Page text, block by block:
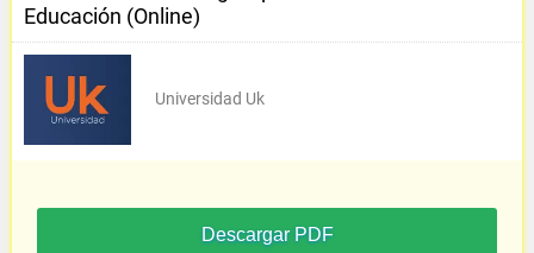
Educación (Online)
Universidad Uk
Descargar PDF